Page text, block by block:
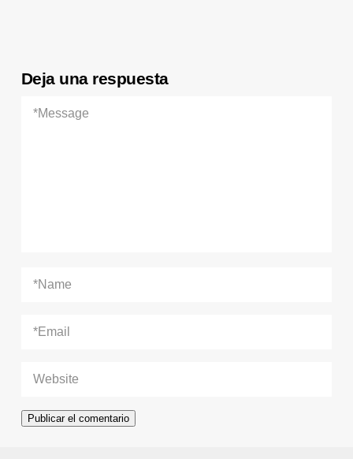
Deja una respuesta